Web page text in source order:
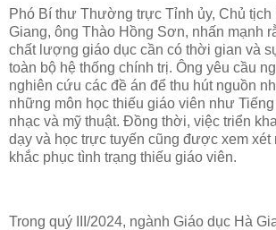
Phó Bí thư Thường trực Tỉnh ủy, Chủ
Giang, ông Thào Hồng Sơn, nhấn mạnh
chất lượng giáo dục cần có thời gian và
toàn bộ hệ thống chính trị. Ông yêu cầu
nghiên cứu các đề án để thu hút nguồn
những môn học thiếu giáo viên như
nhạc và mỹ thuật. Đồng thời, việc triển
dạy và học trực tuyến cũng được xem xét
khắc phục tình trạng thiếu giáo viên.
Trong quý III/2024, ngành Giáo dục Hà